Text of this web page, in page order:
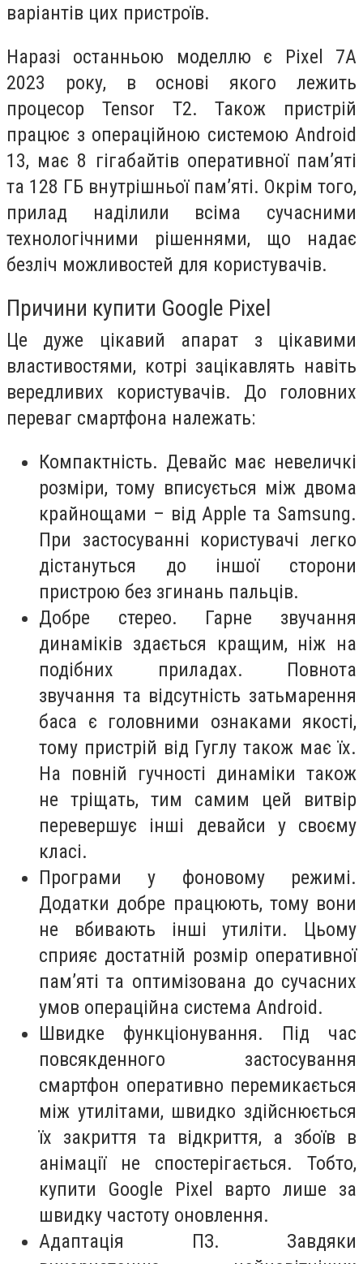
варіантів цих пристроїв.
Наразі останньою моделлю є Pixel 7A
2023 року, в основі якого лежить
процесор Tensor T2. Також пристрій
працює з операційною системою Android
13, має 8 гігабайтів оперативної пам’яті
та 128 ГБ внутрішньої пам’яті. Окрім того,
прилад наділили всіма сучасними
технологічними рішеннями, що надає
безліч можливостей для користувачів.
Причини купити Google Pixel
Це дуже цікавий апарат з цікавими
властивостями, котрі зацікавлять навіть
вередливих користувачів. До головних
переваг смартфона належать:
Компактність. Девайс має невеличкі
розміри, тому вписується між двома
крайнощами – від Apple та Samsung.
При застосуванні користувачі легко
дістануться до іншої сторони
пристрою без згинань пальців.
Добре стерео. Гарне звучання
динаміків здається кращим, ніж на
подібних приладах. Повнота
звучання та відсутність затьмарення
баса є головними ознаками якості,
тому пристрій від Гуглу також має їх.
На повній гучності динаміки також
не тріщать, тим самим цей витвір
перевершує інші девайси у своєму
класі.
Програми у фоновому режимі.
Додатки добре працюють, тому вони
не вбивають інші утиліти. Цьому
сприяє достатній розмір оперативної
пам’яті та оптимізована до сучасних
умов операційна система Android.
Швидке функціонування. Під час
повсякденного застосування
смартфон оперативно перемикається
між утилітами, швидко здійснюється
їх закриття та відкриття, а збоїв в
анімації не спостерігається. Тобто,
купити Google Pixel варто лише за
швидку частоту оновлення.
Адаптація ПЗ. Завдяки